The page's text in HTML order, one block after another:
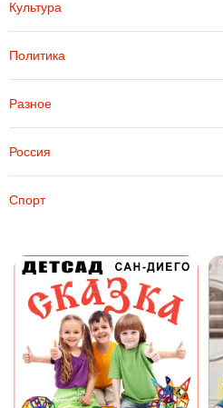
Культура
Политика
Разное
Россия
Спорт